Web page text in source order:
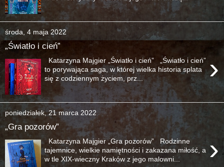
środa, 4 maja 2022
„Światło i cień”
›
Katarzyna Majgier „Światło i cień” „Światło i cień”
to porywająca saga, w której wielka historia splata
się z codziennym życiem, prz...
poniedziałek, 21 marca 2022
„Gra pozorów”
›
Katarzyna Majgier „Gra pozorów” Rodzinne
tajemnice, wielkie namiętności i zakazana miłość, a
w tle XIX-wieczny Kraków z jego malowni...